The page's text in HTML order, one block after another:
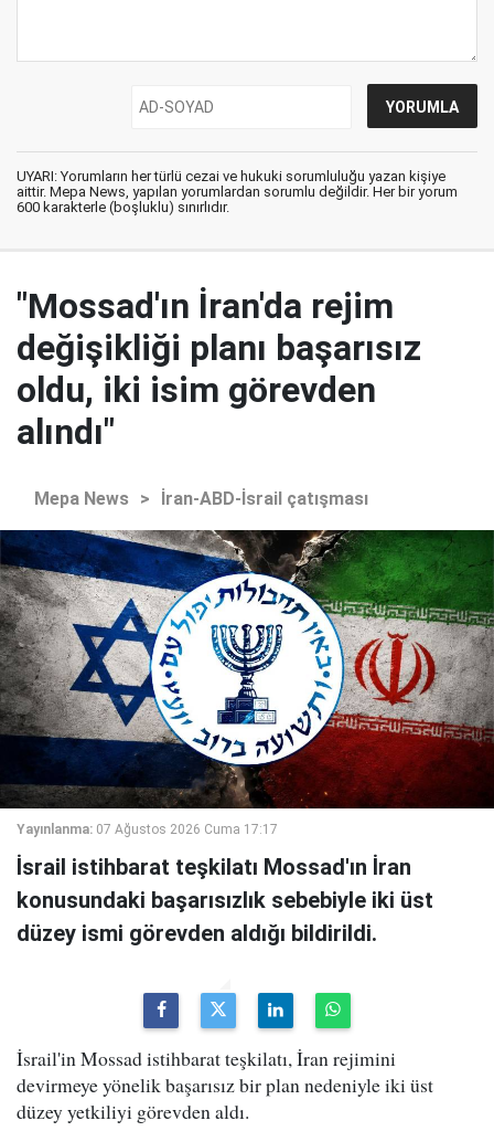
UYARI: Yorumların her türlü cezai ve hukuki sorumluluğu yazan kişiye
aittir. Mepa News, yapılan yorumlardan sorumlu değildir. Her bir yorum
600 karakterle (boşluklu) sınırlıdır.
"Mossad'ın İran'da rejim
değişikliği planı başarısız
oldu, iki isim görevden
alındı"
Mepa News > İran-ABD-İsrail çatışması
Yayınlanma: 07 Ağustos 2026 Cuma 17:17
İsrail istihbarat teşkilatı Mossad'ın İran
konusundaki başarısızlık sebebiyle iki üst
düzey ismi görevden aldığı bildirildi.
İsrail'in Mossad istihbarat teşkilatı, İran rejimini
devirmeye yönelik başarısız bir plan nedeniyle iki üst
düzey yetkiliyi görevden aldı.